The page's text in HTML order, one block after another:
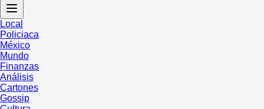
Local
Policiaca
México
Mundo
Finanzas
Análisis
Cartones
Gossip